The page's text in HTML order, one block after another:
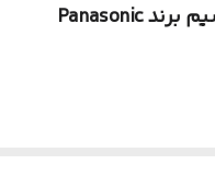
موتور فن سرامیکی ۱۲ ولت ۴ سیم برند Panasonic